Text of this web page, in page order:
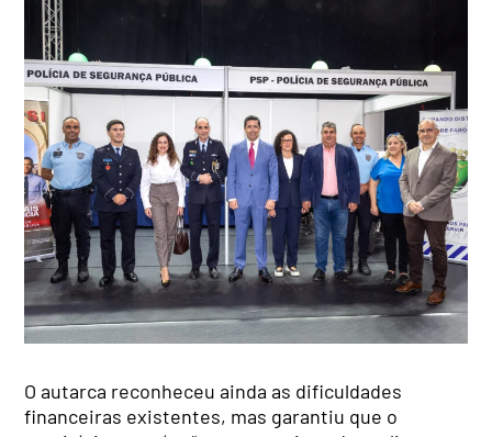
O autarca reconheceu ainda as dificuldades
financeiras existentes, mas garantiu que o